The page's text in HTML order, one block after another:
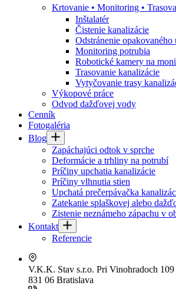
Krtovanie • Monitoring •
Inštalatér
Čistenie kanalizácie
Odstránenie
Monitoring potrubia
Robotické kamery na
Trasovanie kanalizácie
Vytyčovanie trasy
Výkopové práce
Odvod dažďovej vody
Cenník
Fotogaléria
Blog
Zapáchajúci odtok v sprche
Deformácie a trhliny na potrubí
Príčiny upchatia kanalizácie
Príčiny vlhnutia stien
Upchatá prečerpávačka
Zatekanie splaškovej alebo
Zistenie neznámeho zápachu v
Kontakt
Referencie
V.K.K. Stav s.r.o. Pri Vinohradoch 109
831 06 Bratislava